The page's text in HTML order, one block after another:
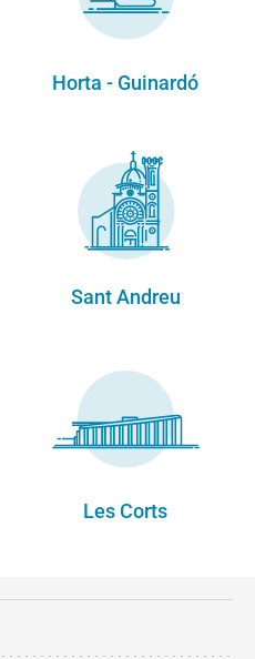
Horta - Guinardó
Sant Andreu
Les Corts